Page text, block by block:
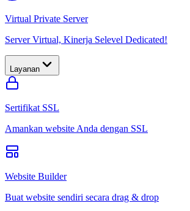
Virtual Private Server
Server Virtual, Kinerja Selevel Dedicated!
Layanan
Sertifikat SSL
Amankan website Anda dengan SSL
Website Builder
Buat website sendiri secara drag & drop